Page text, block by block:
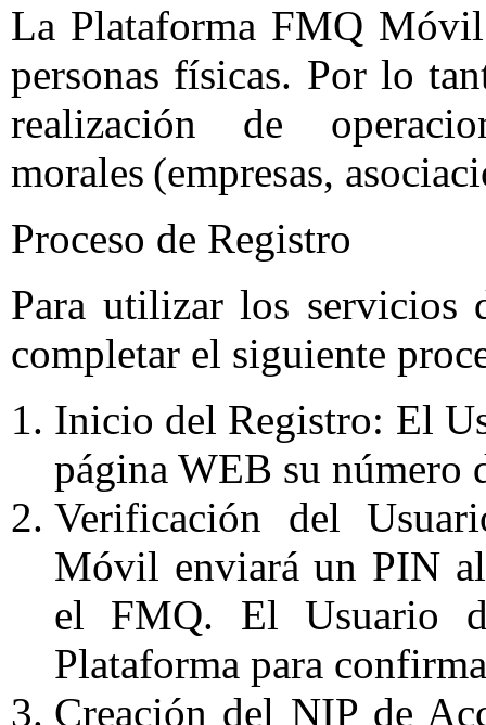
La Plataforma FMQ Móvil
personas físicas. Por lo
realización de
morales (empresas,
Proceso de Registro
Para utilizar los
completar el siguiente
Inicio del Registro: El
página WEB su número
Verificación del
Móvil enviará un PIN
el FMQ. El Usuario
Plataforma para
Creación del NIP de